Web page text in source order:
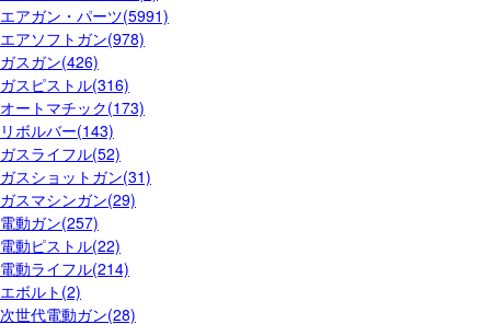
エアガン・パーツ(5991)
エアソフトガン(978)
ガスガン(426)
ガスピストル(316)
オートマチック(173)
リボルバー(143)
ガスライフル(52)
ガスショットガン(31)
ガスマシンガン(29)
電動ガン(257)
電動ピストル(22)
電動ライフル(214)
エボルト(2)
次世代電動ガン(28)